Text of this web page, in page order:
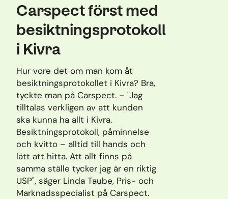
Carspect först med
besiktningsprotokoll
i Kivra
Hur vore det om man kom åt
besiktningsprotokollet i Kivra? Bra,
tyckte man på Carspect. – "Jag
tilltalas verkligen av att kunden
ska kunna ha allt i Kivra.
Besiktningsprotokoll, påminnelse
och kvitto – alltid till hands och
lätt att hitta. Att allt finns på
samma ställe tycker jag är en riktig
USP", säger Linda Taube, Pris- och
Marknadsspecialist på Carspect.